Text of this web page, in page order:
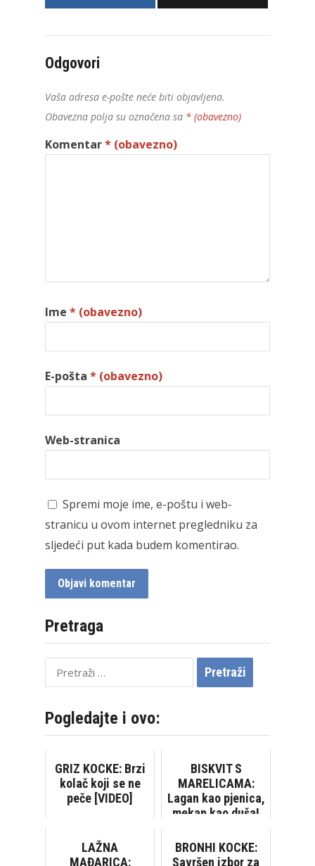
Odgovori
Vaša adresa e-pošte neće biti objavljena.
Obavezna polja su označena sa * (obavezno)
Komentar* (obavezno)
Ime * (obavezno)
E-pošta * (obavezno)
Web-stranica
Spremi moje ime, e-poštu i web-
stranicu u ovom internet pregledniku za
sljedeći put kada budem komentirao.
Pretraga
Pretraži:
Pogledajte i ovo:
GRIZ KOCKE: Brzi
kolač koji se ne
peče [VIDEO]
BISKVIT S
MARELICAMA:
Lagan kao pjenica,
mekan kao duša!
LAŽNA
MAĐARICA:
BRONHI KOCKE:
Savršen izbor za